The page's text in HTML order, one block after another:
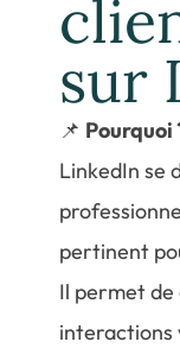
sur
📌 Pourquoi
LinkedIn se
pertinent
Il permet de
interactions